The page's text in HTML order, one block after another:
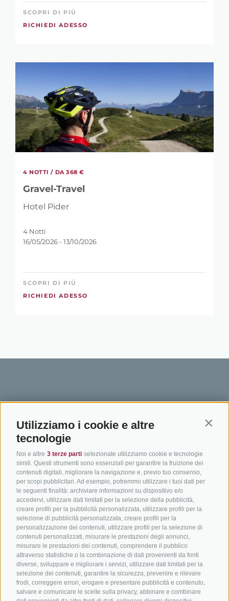
Utilizziamo i cookie e altre
tecnologie
Noi e altre 3 terze parti selezionate utilizziamo cookie e tecnologie
simili. Questi strumenti sono essenziali per garantire la fruizione dei
contenuti digitali, migliorare la navigazione e, previo tuo consenso,
per scopi pubblicitari. Ad esempio, potremmo utilizzare i tuoi dati per
le seguenti finalità: archiviare informazioni su dispositivo e/o
accedervi, utilizzare dati limitati per la selezione della pubblicità,
creare profili per la pubblicità personalizzata, utilizzare profili per la
selezione di pubblicità personalizzata, creare profili per la
personalizzazione dei contenuti, utilizzare profili per la selezione di
contenuti personalizzati, misurare le prestazioni degli annunci,
misurare le prestazioni dei contenuti, comprendere il pubblico
attraverso statistiche o la combinazione di dati provenienti da fonti
diverse, sviluppare e migliorare i servizi, utilizzare dati limitati per la
selezione dei contenuti, garantire la sicurezza, prevenire e rilevare
frodi, correggere errori, erogare e presentare pubblicità e contenuto,
salvare e comunicare le scelte sulla privacy, abbinare e combinare
SCOPRI DI PIÙ
RICHIEDI ADESSO
4 NOTTI / DA 368 €
Gravel-Travel
Hotel Pider
4 Notti
16/05/2026 - 13/10/2026
SCOPRI DI PIÙ
RICHIEDI ADESSO
SÜDTIROL
Hotel & pacchetti
Pacchetti vacanze
Buoni vacanza
Hot Deals
Bike & Work
ADIGE
Adige
In bici da corsa in Alto
Adige
Ciclabili in Alto Adige
Scuole bike
Tutti i tour
Come
Meteo
Catalogo
info@bikehotels.it